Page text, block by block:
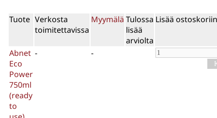
Tuote Verkosta
toimitettavissa
Myymälä Tulossa
lisää
arviolta
Lisää ostoskoriin
Abnet
Eco
Power
750ml
(ready
to
- -